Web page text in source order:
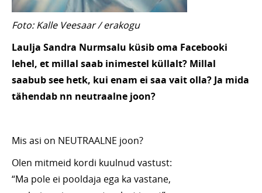
Foto: Kalle Veesaar / erakogu
Laulja Sandra Nurmsalu küsib oma Facebooki
lehel, et millal saab inimestel küllalt? Millal
saabub see hetk, kui enam ei saa vait olla? Ja mida
tähendab nn neutraalne joon?
Mis asi on NEUTRAALNE joon?
Olen mitmeid kordi kuulnud vastust:
“Ma pole ei pooldaja ega ka vastane,